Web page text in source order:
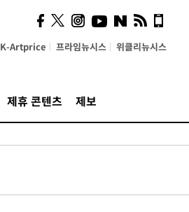
K-Artprice 프라임뉴시스 위클리뉴시스
제휴 콘텐츠 제보
사이 해답 찾았죠"…알을
깨고 나온 '초자아'